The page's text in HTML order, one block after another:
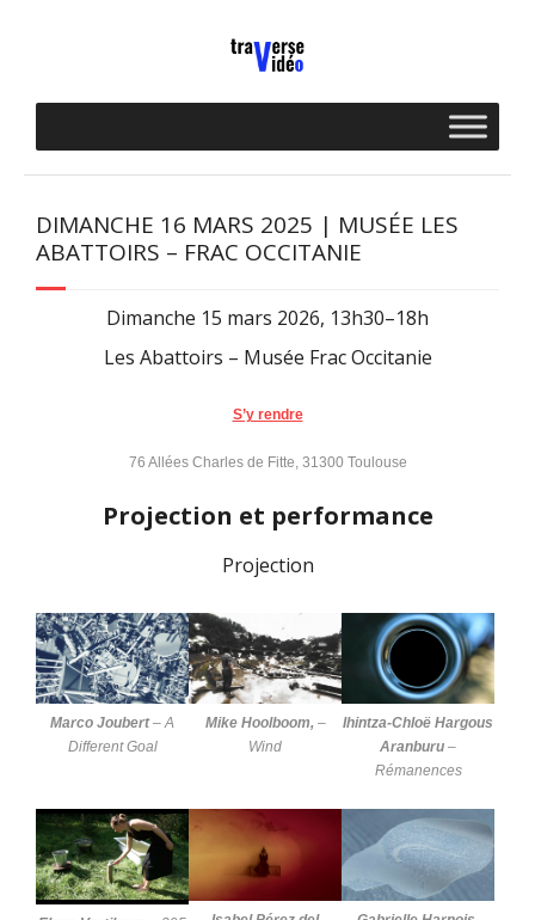
DIMANCHE 16 MARS 2025 | MUSÉE LES
ABATTOIRS – FRAC OCCITANIE
Dimanche 15 mars 2026, 13h30–18h
Les Abattoirs – Musée Frac Occitanie
S’y rendre
76 Allées Charles de Fitte, 31300 Toulouse
Projection et performance
Projection
Marco Joubert–A
Different Goal
Mike Hoolboom,–
Wind
Ihintza-Chloë Hargous
Aranburu –
Rémanences